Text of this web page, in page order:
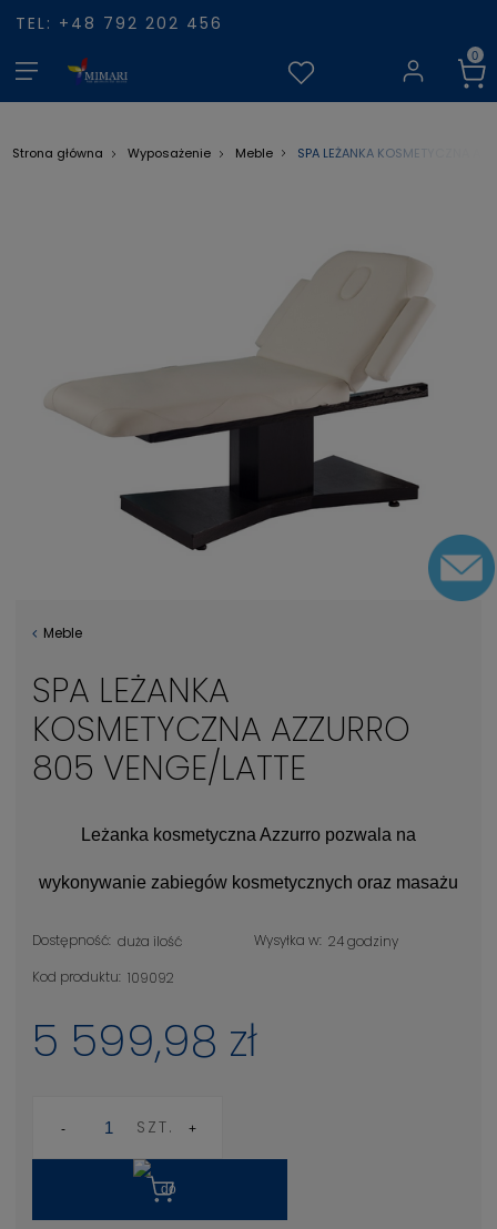
TEL: +48 792 202 456
Strona główna Wyposażenie Meble SPA LEŻANKA KOSMETYCZNA
Meble
SPA LEŻANKA
KOSMETYCZNA AZZURRO
805 VENGE/LATTE
Leżanka kosmetyczna Azzurro pozwala na
wykonywanie zabiegów kosmetycznych oraz masażu
Dostępność: duża ilość Wysyłka w: 24 godziny
Kod produktu: 109092
5 599,98 zł
SZT.